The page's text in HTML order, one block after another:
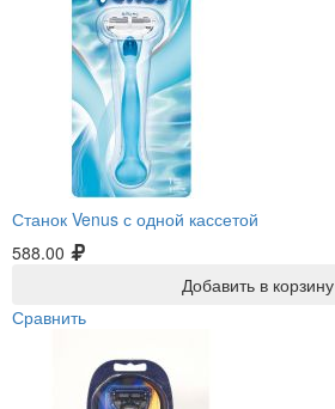
Станок Venus с одной кассетой
588.00
Добавить в корзину
Сравнить